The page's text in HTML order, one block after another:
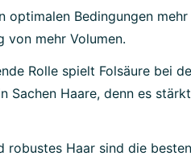
optimalen Bedingungen mehr
mehr Volumen.
Rolle spielt Folsäure bei
Sachen Haare, denn es
robustes Haar sind die besten